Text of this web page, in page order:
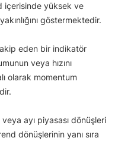
içerisinde yüksek ve
göstermektedir.
eden bir indikatör
veya hızını
olarak momentum
ayı piyasası dönüşleri
dönüşlerinin yanı sıra